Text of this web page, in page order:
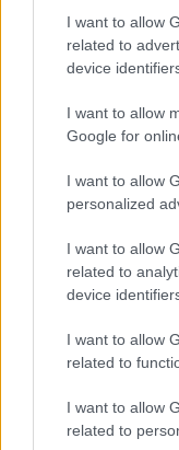
I want to allow
related to
device
I want to allow
Google for
I want to allow
personalized
I want to allow
related to
device
I want to allow
related to
I want to allow
related to
saját
Címlapfotó: